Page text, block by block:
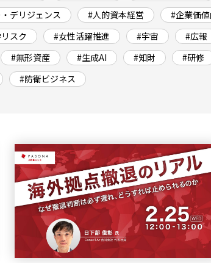
デリジェンス #人的資本経営 #企業価
スク #女性活躍推進 #宇宙 #広報
#無形資産 #生成AI #知財 #研修
#防衛ビジネス